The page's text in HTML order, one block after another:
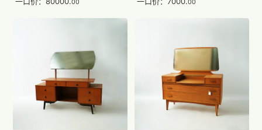
00 00